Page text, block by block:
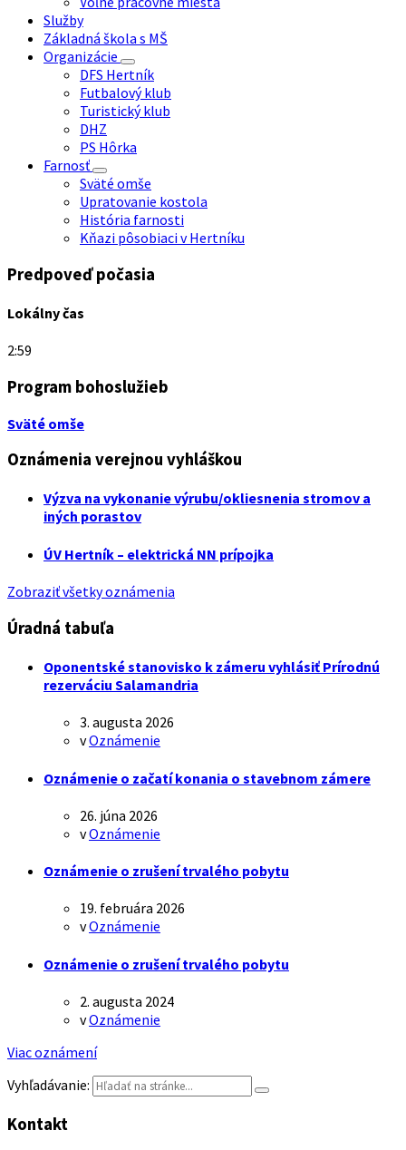
Služby
Základná škola s MŠ
Organizácie
DFS Hertník
Futbalový klub
Turistický klub
DHZ
PS Hôrka
Farnosť
Sväté omše
Upratovanie kostola
História farnosti
Kňazi pôsobiaci v Hertníku
Predpoveď počasia
Lokálny čas
2:59
Program bohoslužieb
Sväté omše
Oznámenia verejnou vyhláškou
Výzva na vykonanie výrubu/okliesnenia stromov a
iných porastov
ÚV Hertník – elektrická NN prípojka
Zobraziť všetky oznámenia
Úradná tabuľa
Oponentské stanovisko k zámeru vyhlásiť Prírodnú
rezerváciu Salamandria
3. augusta 2026
vOznámenie
Oznámenie o začatí konania o stavebnom zámere
26. júna 2026
vOznámenie
Oznámenie o zrušení trvalého pobytu
19. februára 2026
vOznámenie
Oznámenie o zrušení trvalého pobytu
2. augusta 2024
vOznámenie
Viac oznámení
Vyhľadávanie:
Kontakt